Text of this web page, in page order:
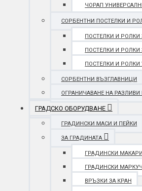
ЧОРАП
СОРБЕНТНИ ПОСТЕЛКИ И
ПОСТЕЛКИ И РОЛКИ
ПОСТЕЛКИ И РОЛКИ
ПОСТЕЛКИ И РОЛКИ
СОРБЕНТНИ ВЪЗГЛАВНИЦИ
ОГРАНИЧАВАНЕ НА РАЗЛИВИ
ГРАДСКО ОБОРУДВАНЕ
ГРАДИНСКИ МАСИ И ПЕЙКИ
ЗА ГРАДИНАТА
ГРАДИНСКИ МАКАРИ
ГРАДИНСКИ
ВРЪЗКИ ЗА КРАН